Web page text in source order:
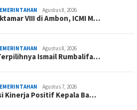
Agustus 8, 2026
VIII di Ambon, ICMI M…
Agustus 8, 2026
Ismail Rumbalifa…
Agustus 7, 2026
Kinerja Positif Kepala Ba…